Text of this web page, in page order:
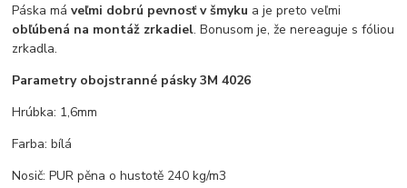
Páska máveľmi dobrú pevnosť v šmyku a je preto veľmi
obľúbená na montáž zrkadiel. Bonusom je, že nereaguje s fóliou
zrkadla.
Parametry obojstranné pásky 3M 4026
Hrúbka: 1,6mm
Farba: bílá
Nosič: PUR pěna o hustotě 240 kg/m3